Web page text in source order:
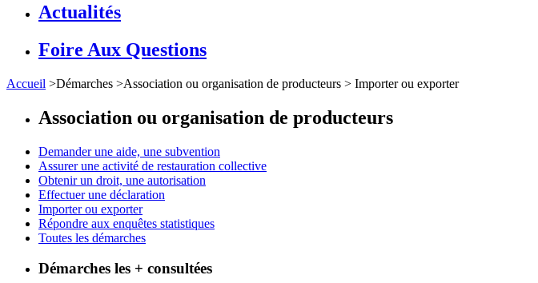
Actualités
Foire Aux Questions
Accueil >Démarches >Association ou organisation de producteurs > Importer ou exporter
Association ou organisation de producteurs
Demander une aide, une subvention
Assurer une activité de restauration collective
Obtenir un droit, une autorisation
Effectuer une déclaration
Importer ou exporter
Répondre aux enquêtes statistiques
Toutes les démarches
Démarches les + consultées